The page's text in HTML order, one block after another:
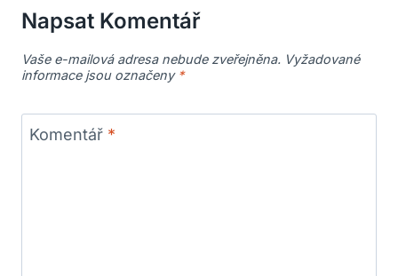
Napsat Komentář
Vaše e-mailová adresa nebude zveřejněna. Vyžadované
informace jsou označeny *
Komentář *